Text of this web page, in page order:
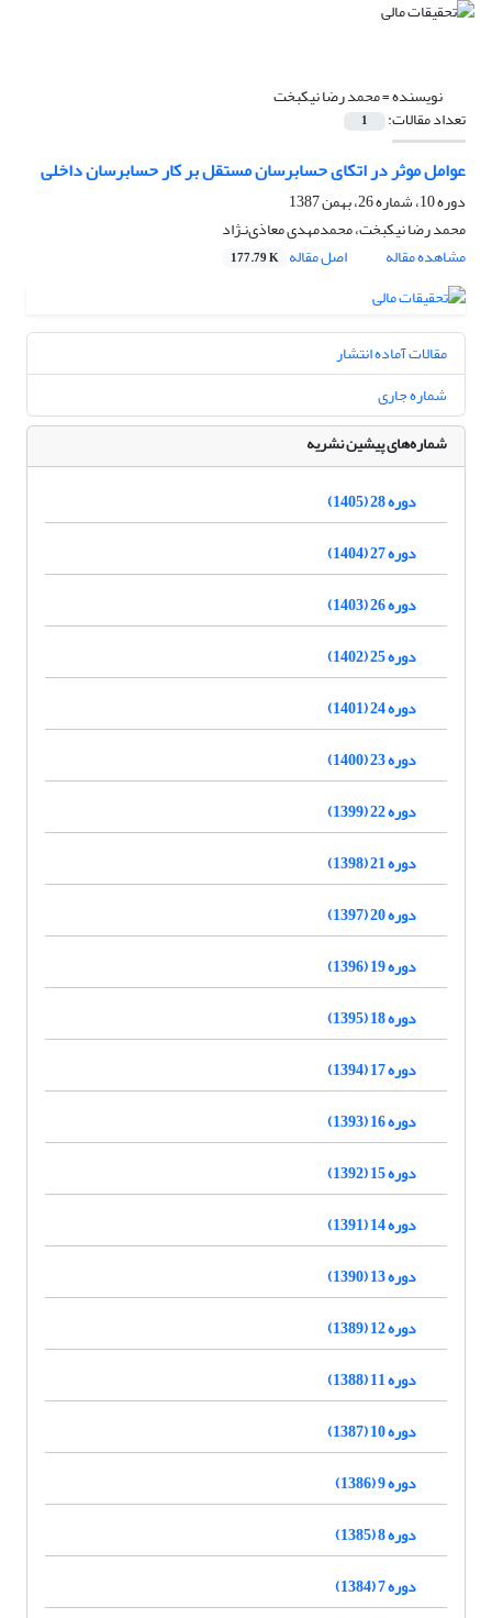
نویسنده =محمد رضا نیکبخت
تعداد مقالات: 1
عوامل موثر در اتکای حسابرسان مستقل بر کار حسابرسان داخلی
دوره 10، شماره 26، بهمن 1387
محمد رضا نیکبخت، محمدمهدی معاذی‌نـ‌‌‌ژاد
مشاهده مقاله
اصل مقاله 177.79 K
مقالات آماده انتشار
شماره جاری
شماره‌های پیشین نشریه
دوره 28 (1405)
دوره 27 (1404)
دوره 26 (1403)
دوره 25 (1402)
دوره 24 (1401)
دوره 23 (1400)
دوره 22 (1399)
دوره 21 (1398)
دوره 20 (1397)
دوره 19 (1396)
دوره 18 (1395)
دوره 17 (1394)
دوره 16 (1393)
دوره 15 (1392)
دوره 14 (1391)
دوره 13 (1390)
دوره 12 (1389)
دوره 11 (1388)
دوره 10 (1387)
دوره 9 (1386)
دوره 8 (1385)
دوره 7 (1384)